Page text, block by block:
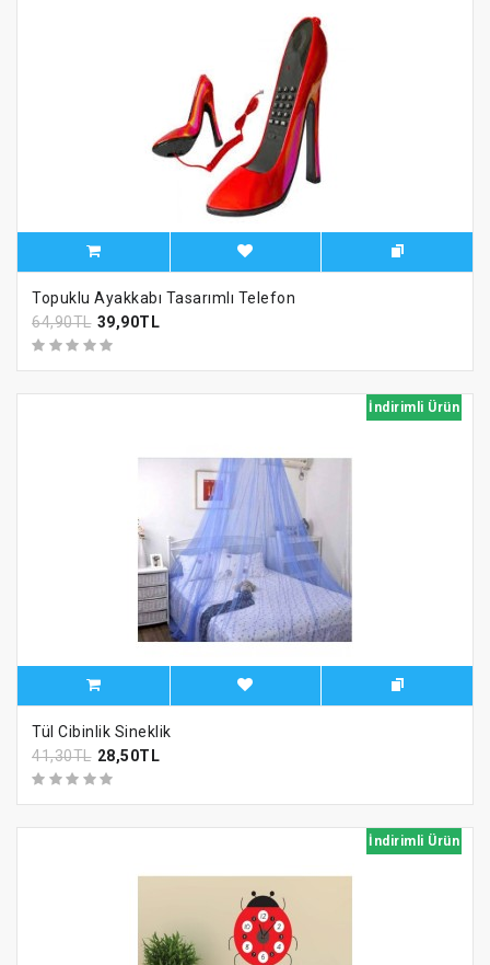
Topuklu Ayakkabı Tasarımlı Telefon
64,90TL 39,90TL
İndirimli Ürün
Tül Cibinlik Sineklik
41,30TL 28,50TL
İndirimli Ürün